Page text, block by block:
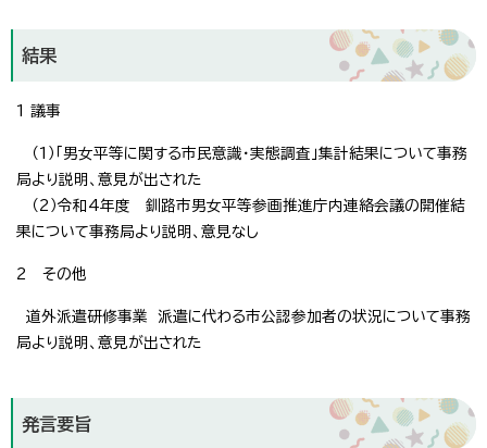
結果
1 議事
（1）「男女平等に関する市民意識・実態調査」集計結果について事務
局より説明、意見が出された
（2）令和4年度 釧路市男女平等参画推進庁内連絡会議の開催結
果について事務局より説明、意見なし
2 その他
道外派遣研修事業 派遣に代わる市公認参加者の状況について事務
局より説明、意見が出された
発言要旨